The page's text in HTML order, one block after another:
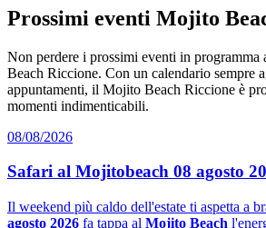
Prossimi eventi Mojito
Non perdere i prossimi eventi in programma
Beach Riccione. Con un calendario sempre
appuntamenti, il Mojito Beach Riccione è
momenti indimenticabili.
08/08/2026
Safari al Mojitobeach 08 agosto
Il weekend più caldo dell'estate ti aspetta a
agosto 2026 fa tappa al Mojito Beach